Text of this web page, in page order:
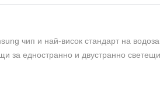
чип и най-висок стандарт на
за едностранно и двустранно